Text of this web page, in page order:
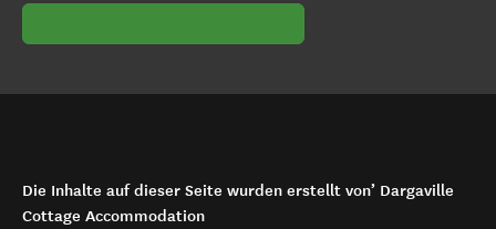
Die Inhalte auf dieser Seite wurden erstellt von’ Dargaville
Cottage Accommodation